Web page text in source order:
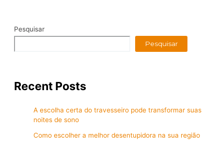
datas
importantes
Pesquisar
Pesquisar
Recent Posts
A escolha certa do travesseiro pode transformar suas
noites de sono
Como escolher a melhor desentupidora na sua região